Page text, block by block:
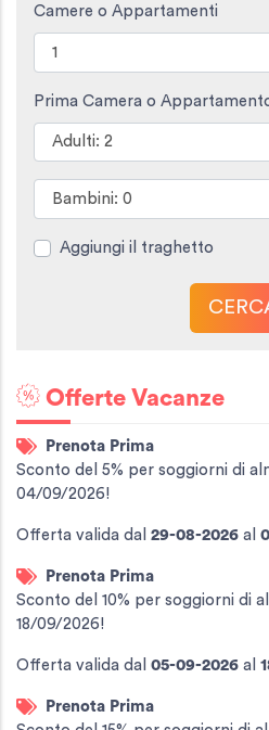
Camere o Appartamenti
Prima Camera o
Aggiungi il traghetto
Offerte Vacanze
Prenota Prima
Sconto del 5% per soggiorni di
04/09/2026!
Offerta valida dal 29-08-2026 al
Prenota Prima
Sconto del 10% per soggiorni di
18/09/2026!
Offerta valida dal 05-09-2026 al
Prenota Prima